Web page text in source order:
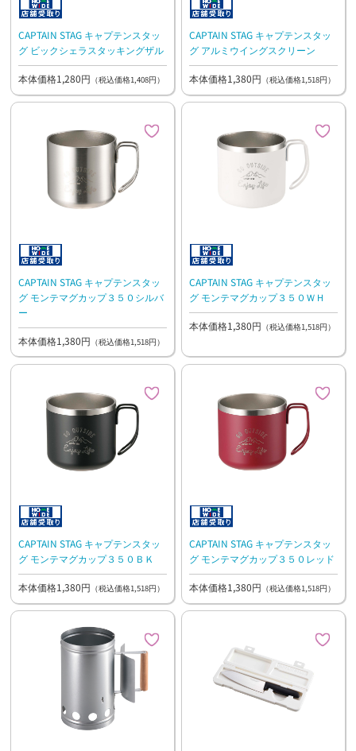
CAPTAIN STAG キャプテンスタッ
グ ビックシェラスタッキングザル
本体価格1,280円 （税込価格1,408円）
CAPTAIN STAG キャプテンスタッ
グ アルミウイングスクリーン
本体価格1,380円 （税込価格1,518円）
CAPTAIN STAG キャプテンスタッ
グ モンテマグカップ３５０シルバ
ー
本体価格1,380円 （税込価格1,518円）
CAPTAIN STAG キャプテンスタッ
グ モンテマグカップ３５０ＷＨ
本体価格1,380円 （税込価格1,518円）
CAPTAIN STAG キャプテンスタッ
グ モンテマグカップ３５０ＢＫ
本体価格1,380円 （税込価格1,518円）
CAPTAIN STAG キャプテンスタッ
グ モンテマグカップ３５０レッド
本体価格1,380円 （税込価格1,518円）